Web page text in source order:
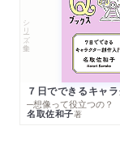
シリーズ・全集
─想像って役立つの？
名取佐和子著